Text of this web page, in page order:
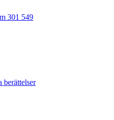
301 549
berättelser